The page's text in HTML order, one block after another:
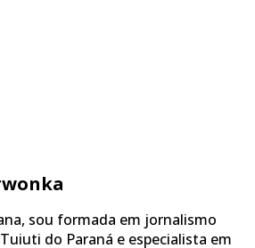
sou formada em jornalismo
do Paraná e especialista em